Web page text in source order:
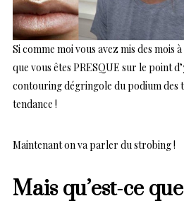
Si comme moi vous avez mis des
que vous êtes PRESQUE sur le point
contouring dégringole du podium des
tendance !
Maintenant on va parler du strobing !
Mais qu’est-ce